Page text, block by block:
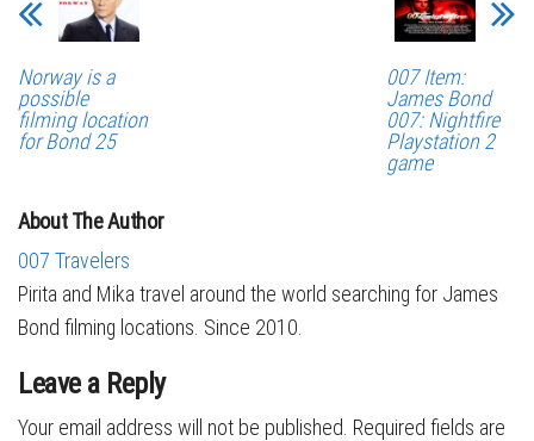
Norway is a
possible
filming location
for Bond 25
007 Item:
James Bond
007: Nightfire
Playstation 2
game
About The Author
007 Travelers
Pirita and Mika travel around the world searching for James
Bond filming locations. Since 2010.
Leave a Reply
Your email address will not be published. Required fields are